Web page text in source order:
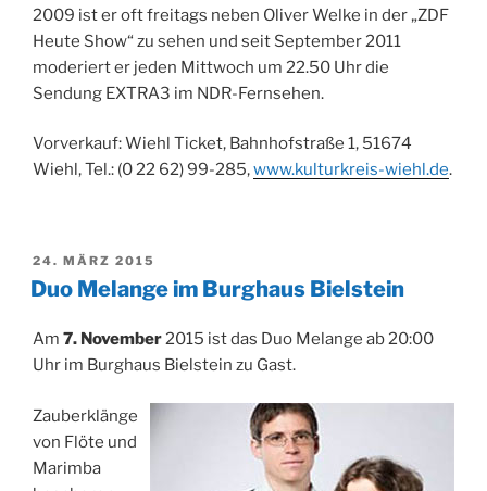
2009 ist er oft freitags neben Oliver Welke in der „ZDF
Heute Show“ zu sehen und seit September 2011
moderiert er jeden Mittwoch um 22.50 Uhr die
Sendung EXTRA3 im NDR-Fernsehen.
Vorverkauf: Wiehl Ticket, Bahnhofstraße 1, 51674
Wiehl, Tel.: (0 22 62) 99-285,www.kulturkreis-wiehl.de.
VERÖFFENTLICHT
AM
24. MÄRZ 2015
Duo Melange im Burghaus Bielstein
Am 7. November2015 ist das Duo Melange ab 20:00
Uhr im Burghaus Bielstein zu Gast.
Zauberklänge
von Flöte und
Marimba